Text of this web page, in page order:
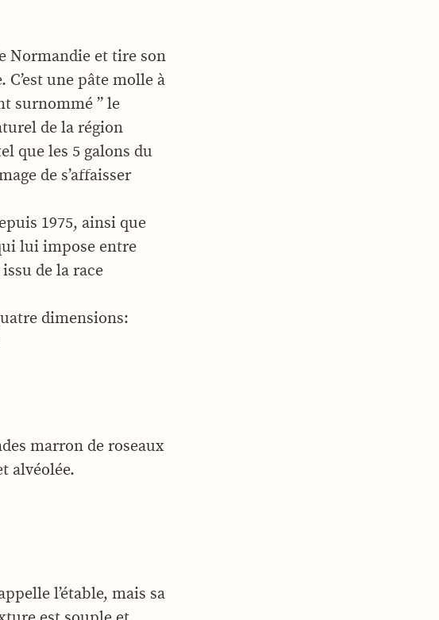
Normandie et tire son
C’est une pâte molle à
surnommé ” le
de la région
que les 5 galons du
de s’affaisser
1975, ainsi que
lui impose entre
de la race
dimensions:
marron de roseaux
alvéolée.
l’étable, mais sa